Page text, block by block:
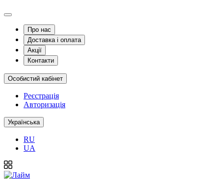
Про нас
Доставка і оплата
Акції
Контакти
Особистий кабінет
Реєстрація
Авторизація
Українська
RU
UA